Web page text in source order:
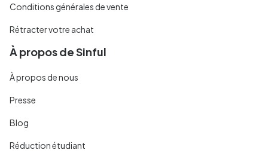
Conditions générales de vente
Rétracter votre achat
À propos de Sinful
À propos de nous
Presse
Blog
Réduction étudiant